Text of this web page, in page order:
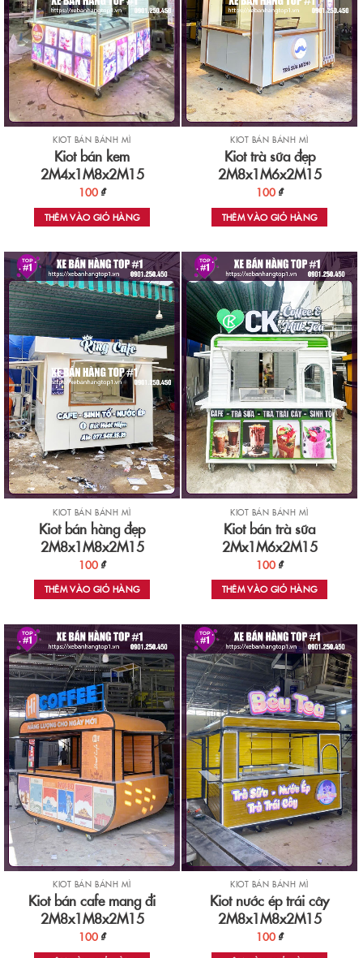
KIOT BÁN BÁNH MÌ
Kiot bán kem
2M4x1M8x2M15
100 ₫
THÊM VÀO GIỎ HÀNG
KIOT BÁN BÁNH MÌ
Kiot trà sữa đẹp
2M8x1M6x2M15
100 ₫
THÊM VÀO GIỎ HÀNG
KIOT BÁN BÁNH MÌ
Kiot bán hàng đẹp
2M8x1M8x2M15
100 ₫
THÊM VÀO GIỎ HÀNG
KIOT BÁN BÁNH MÌ
Kiot bán trà sữa
2Mx1M6x2M15
100 ₫
THÊM VÀO GIỎ HÀNG
KIOT BÁN BÁNH MÌ
Kiot bán cafe mang đi
2M8x1M8x2M15
100 ₫
KIOT BÁN BÁNH MÌ
Kiot nước ép trái cây
2M8x1M8x2M15
100 ₫